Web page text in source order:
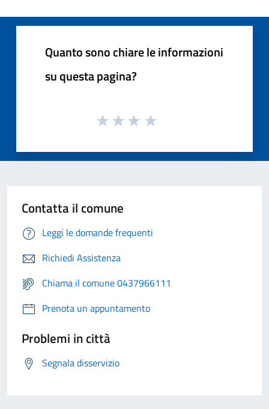
Quanto sono chiare le informazioni
su questa pagina?
Contatta il comune
Leggi le domande frequenti
Richiedi Assistenza
Chiama il comune 0437966111
Prenota un appuntamento
Problemi in città
Segnala disservizio